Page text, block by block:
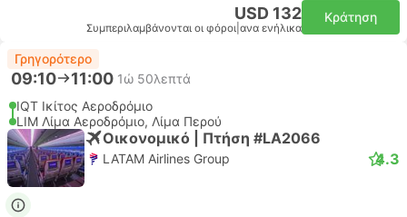
USD 132
Συμπεριλαμβάνονται οι φόροι ανα ενήλικα
Κράτηση
Γρηγορότερο
09:10 11:00 1ώ 50λεπτά
IQT Ικίτος Αεροδρόμιο
LIM Λίμα Αεροδρόμιο, Λίμα Περού
Οικονομικό | Πτήση #LA2066
LATAM Airlines Group 4.3